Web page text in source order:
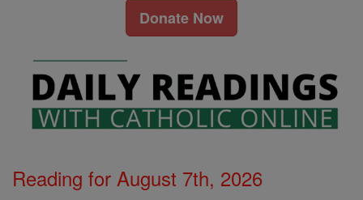
Donate Now
Reading for August 7th, 2026